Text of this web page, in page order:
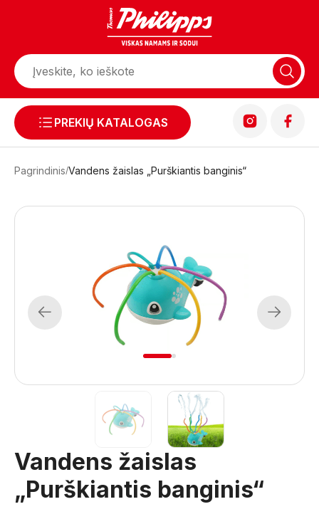
PREKIŲ KATALOGAS
Pagrindinis Vandens žaislas „Purškiantis banginis“
Previous Next
1 2
Vandens žaislas
„Purškiantis banginis“